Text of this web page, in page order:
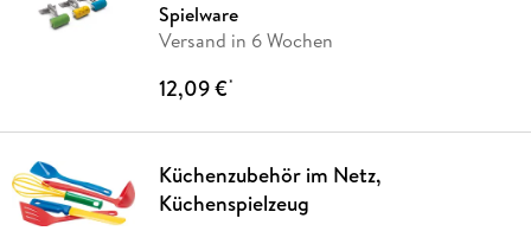
Spielware
Versand in 6 Wochen
12,09 €*
Küchenzubehör im Netz,
Küchenspielzeug